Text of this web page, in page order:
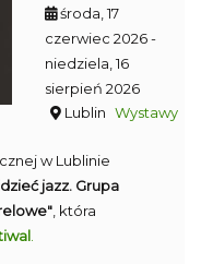
środa, 17
czerwiec 2026-
niedziela, 16
sierpień 2026
Lublin Wystawy
w Lublinie
jazz. Grupa
, która